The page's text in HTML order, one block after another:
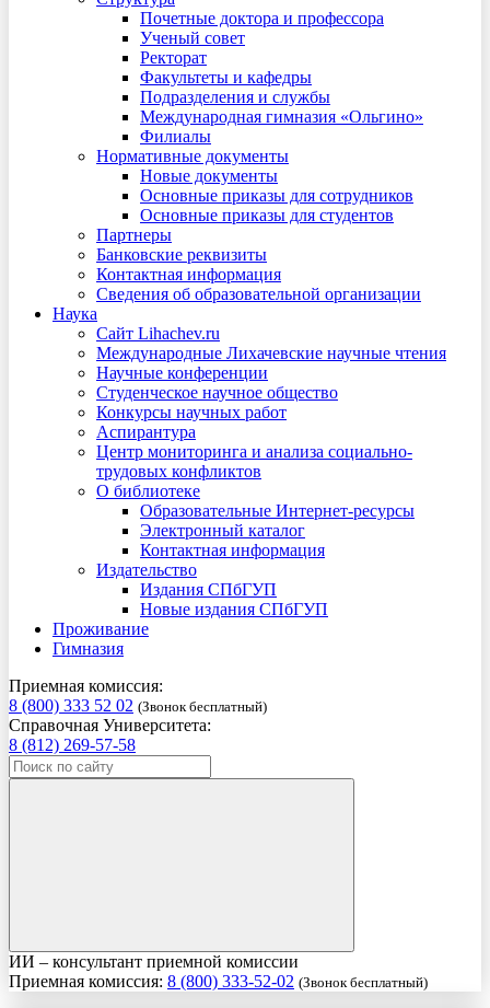
Почетные доктора и профессора
Ученый совет
Ректорат
Факультеты и кафедры
Подразделения и службы
Международная гимназия «Ольгино»
Филиалы
Нормативные документы
Новые документы
Основные приказы для сотрудников
Основные приказы для студентов
Партнеры
Банковские реквизиты
Контактная информация
Сведения об образовательной организации
Наука
Сайт Lihachev.ru
Международные Лихачевские научные чтения
Научные конференции
Студенческое научное общество
Конкурсы научных работ
Аспирантура
Центр мониторинга и анализа социально-
трудовых конфликтов
О библиотеке
Образовательные Интернет-ресурсы
Электронный каталог
Контактная информация
Издательство
Издания СПбГУП
Новые издания СПбГУП
Проживание
Гимназия
Приемная комиссия:
8 (800) 333 52 02 (Звонок бесплатный)
Справочная Университета:
8 (812) 269-57-58
ИИ – консультант приемной комиссии
Приемная комиссия: 8 (800) 333-52-02 (Звонок бесплатный)